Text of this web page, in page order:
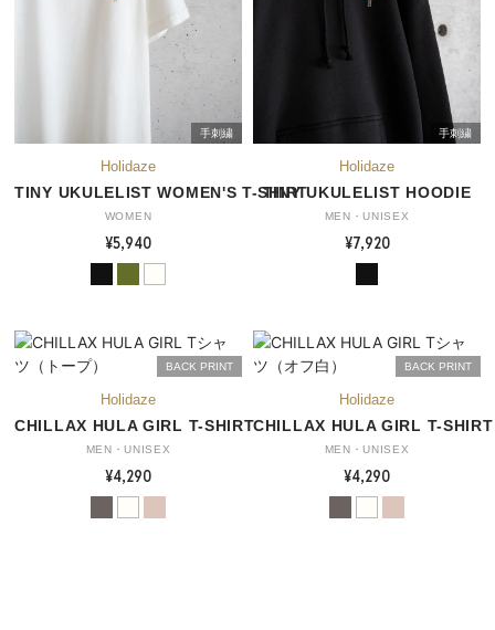
手刺繍
TINY UKULELIST WOMEN'S T-SHIRT
WOMEN
¥5,940
手刺繍
TINY UKULELIST HOODIE
MEN・UNISEX
¥7,920
BACK PRINT
CHILLAX HULA GIRL T-SHIRT
MEN・UNISEX
¥4,290
BACK PRINT
CHILLAX HULA GIRL T-SHIRT
MEN・UNISEX
¥4,290